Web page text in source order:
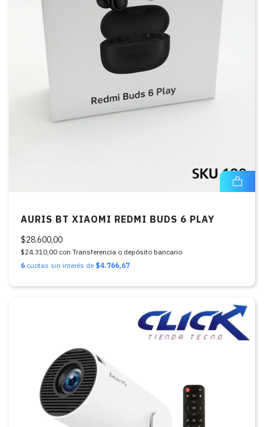
AURIS BT XIAOMI REDMI BUDS 6 PLAY
$28.600,00
$24.310,00 con Transferencia o depósito bancario
6 cuotas sin interés de $4.766,67